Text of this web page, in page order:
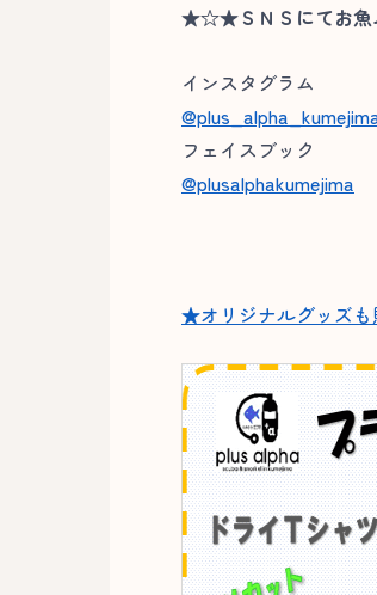
★☆★ＳＮＳにてお
インスタグラム
フェイスブック
@plusalphakumejima
★オリジナルグッズ